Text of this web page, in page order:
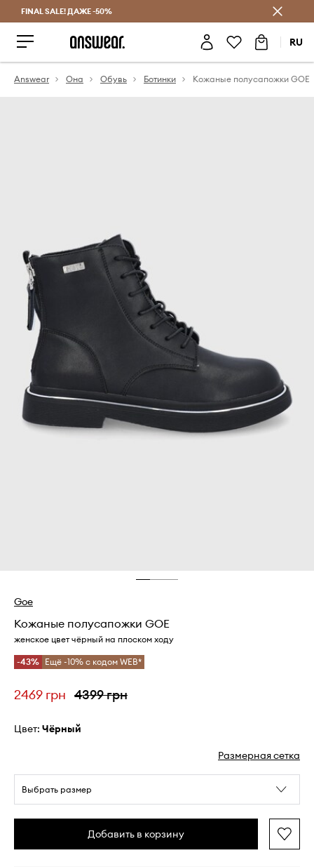
FINAL SALE! ДАЖЕ -50%
RU
Answear Она Обувь Ботинки Кожаные полусапожки GOE
Goe
Кожаные полусапожки GOE
женское цвет чёрный на плоском ходу
-43% Ещё -10% с кодом WEB*
2469 грн 4399 грн
Цвет: чёрный
Размерная сетка
Выбрать размер
Добавить в корзину